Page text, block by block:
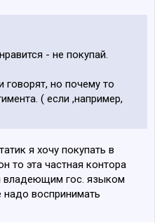
- не покупай.
говорят, но почему то
( если ,например,
я хочу покупать в
то эта частная контора
владеющим гос. языком
надо воспринимать